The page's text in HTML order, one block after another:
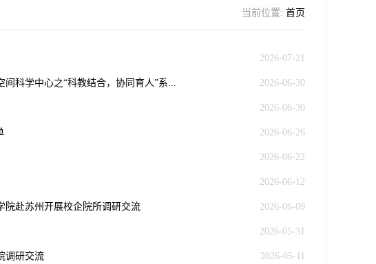
当前位置: 首页
2026-07-21
2026-06-30
科学中心之“科教结合，协同育人”系...
2026-06-30
2026-06-26
2026-06-22
2026-06-12
2026-06-09
赴苏州开展校企院所调研交流
2026-05-31
2026-05-11
调研交流